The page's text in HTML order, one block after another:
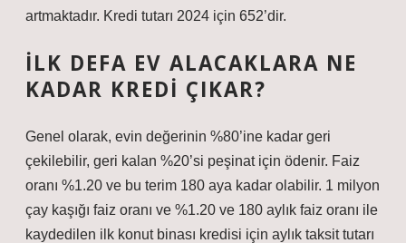
artmaktadır. Kredi tutarı 2024 için 652’dir.
İLK DEFA EV ALACAKLARA NE
KADAR KREDI ÇIKAR?
Genel olarak, evin değerinin %80’ine kadar geri
çekilebilir, geri kalan %20’si peşinat için ödenir. Faiz
oranı %1.20 ve bu terim 180 aya kadar olabilir. 1 milyon
çay kaşığı faiz oranı ve %1.20 ve 180 aylık faiz oranı ile
kaydedilen ilk konut binası kredisi için aylık taksit tutarı